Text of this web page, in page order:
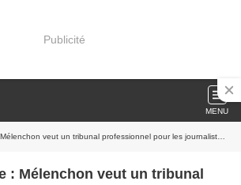
Publicité
MENU
veut un tribunal professionnel pour les journalistes (Reuters)
: Mélenchon veut un tribunal